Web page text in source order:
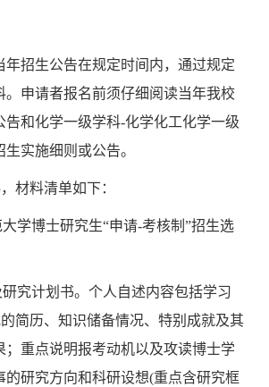
年招生公告在规定时间内，通过规定
。申请者报名前须仔细阅读当年我校
告和化学一级学科-化学化工化学一级
实施细则或公告。
材料清单如下：
学博士研究生“申请-考核制”招生选
究计划书。个人自述内容包括学习
简历、知识储备情况、特别成就及其
；重点说明报考动机以及攻读博士学
的研究方向和科研设想(重点含研究框